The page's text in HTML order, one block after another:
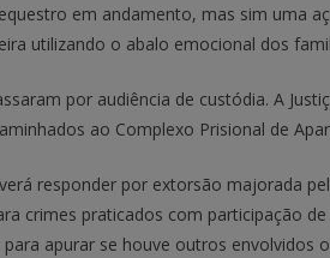
em andamento, mas sim uma
utilizando o abalo emocional dos
por audiência de custódia. A
ao Complexo Prisional de
responder por extorsão majorada
crimes praticados com participação
apurar se houve outros envolvidos